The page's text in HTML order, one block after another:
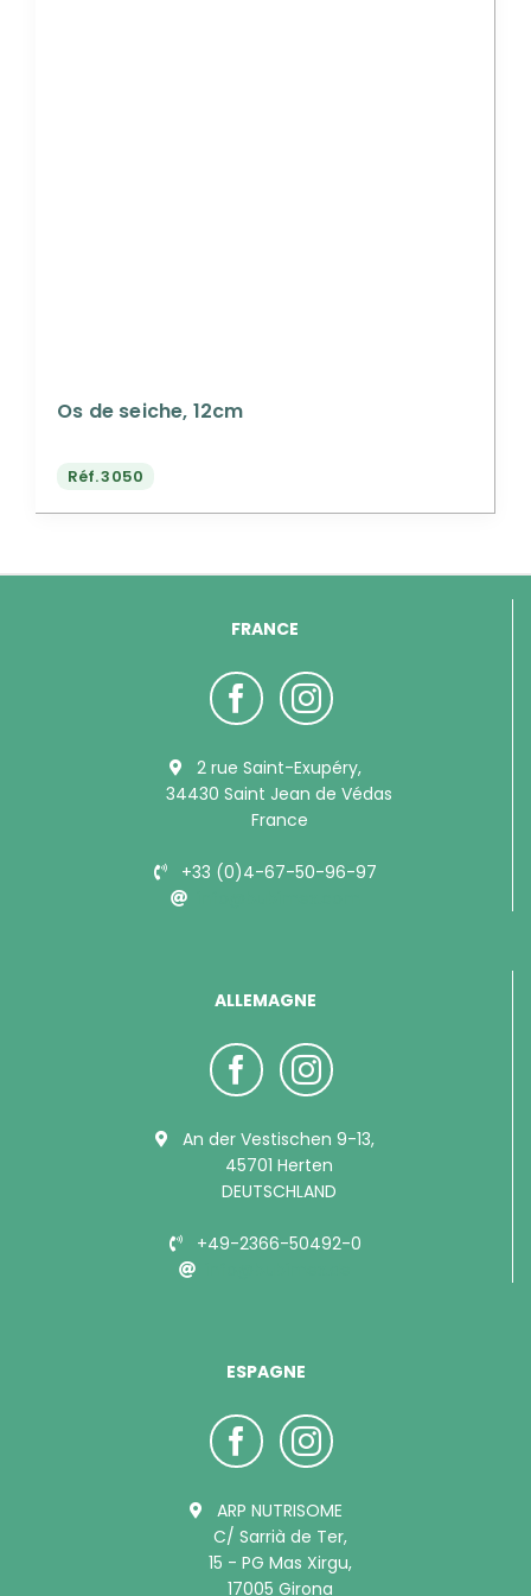
Os de seiche, 12cm
Réf.3050
FRANCE
2 rue Saint-Exupéry,
34430 Saint Jean de Védas
France
+33 (0)4-67-50-96-97
ALLEMAGNE
An der Vestischen 9-13,
45701 Herten
DEUTSCHLAND
+49-2366-50492-0
ESPAGNE
ARP NUTRISOME
C/ Sarrià de Ter,
15 - PG Mas Xirgu,
17005 Girona